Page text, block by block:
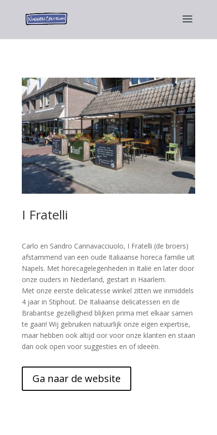
I Fratelli
Carlo en Sandro Cannavacciuolo, I Fratelli (de broers)
afstammend van een oude Italiaanse horeca familie uit
Napels. Met horecagelegenheden in Italië en later door
onze ouders in Nederland, gestart in Haarlem.
Met onze eerste delicatesse winkel zitten we inmiddels
4 jaar in Stiphout. De Italiaanse delicatessen en de
Brabantse gezelligheid blijken prima met elkaar samen
te gaan! Wij gebruiken natuurlijk onze eigen expertise,
maar hebben ook altijd oor voor onze klanten en staan
dan ook open voor suggesties en of ideeën.
Ga naar de website